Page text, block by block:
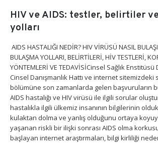
HIV ve AIDS: testler, belirtiler
yolları
AIDS HASTALIĞI NEDİR? HIV VİRÜSÜ NASIL
BULAŞMA YOLLARI, BELİRTİLERİ, HİV TESTLERİ,
YÖNTEMLERİ VE TEDAVİSİCinsel Sağlık Enstitüsü
Cinsel Danışmanlık Hattı ve internet sitemizdeki
bölümüne son zamanlarda gelen başvuruların
AIDS hastalığı ve HIV virüsü ile ilgili sorular
hastalıkla ilgili ülkemiz insanının bilgilerinin
kulaktan dolma ve yanlış olduğunu ortaya
yaşanan riskli bir ilişki sonrası AIDS olma
başlayan internet araştırmaları, bilgi kirliliği